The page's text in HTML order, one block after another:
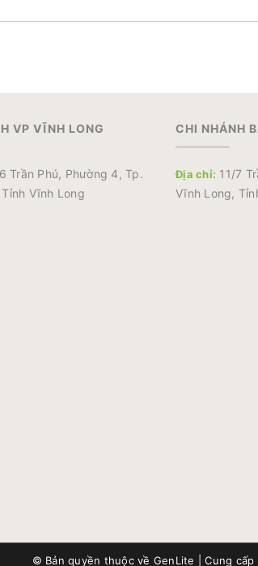
VP VĨNH LONG
Trần Phú, Phường 4, Tp.
Vĩnh Long
CHI NHÁNH
Địa chỉ: 11/7
Vĩnh Long,
© Bản quyền thuộc về GenLite Cung cấp